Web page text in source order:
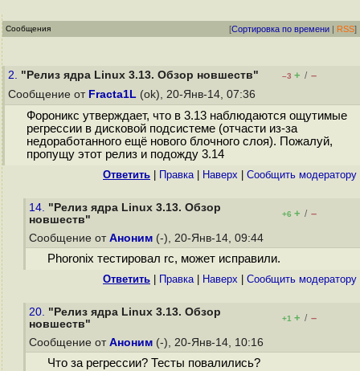
Сообщения [Сортировка по времени | RSS]
2. "Релиз ядра Linux 3.13. Обзор новшеств" –3 + / –
Сообщение от Fracta1L (ok), 20-Янв-14, 07:36
Фороникс утверждает, что в 3.13 наблюдаются ощутимые
регрессии в дисковой подсистеме (отчасти из-за
недоработанного ещё нового блочного слоя). Пожалуй,
пропущу этот релиз и подожду 3.14
Ответить Правка| Наверх Cообщить модератору
14. "Релиз ядра Linux 3.13. Обзор
новшеств"
+6 + / –
Сообщение от Аноним (-), 20-Янв-14, 09:44
Phoronix тестировал rc, может исправили.
Ответить Правка| Наверх Cообщить модератору
20. "Релиз ядра Linux 3.13. Обзор
новшеств"
+1 + / –
Сообщение от Аноним (-), 20-Янв-14, 10:16
Что за регрессии? Тесты повалились?